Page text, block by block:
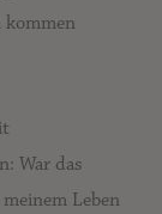
kommen
War das
Leben